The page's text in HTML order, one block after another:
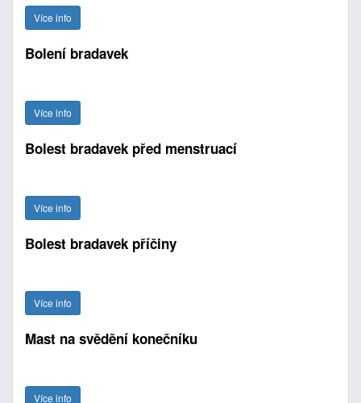
Více info
Bolení bradavek
Více info
Bolest bradavek před menstruací
Více info
Bolest bradavek příčiny
Více info
Mast na svědění konečníku
Více info